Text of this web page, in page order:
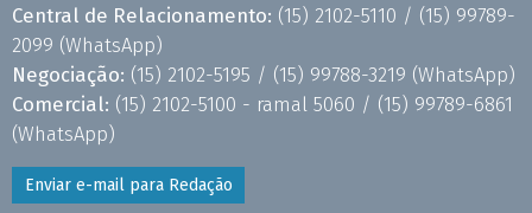
Central de Relacionamento: (15) 2102-5110 / (15) 99789-
2099 (WhatsApp)
Negociação: (15) 2102-5195 / (15) 99788-3219 (WhatsApp)
Comercial: (15) 2102-5100 - ramal 5060 / (15) 99789-6861
(WhatsApp)
Enviar e-mail para Redação